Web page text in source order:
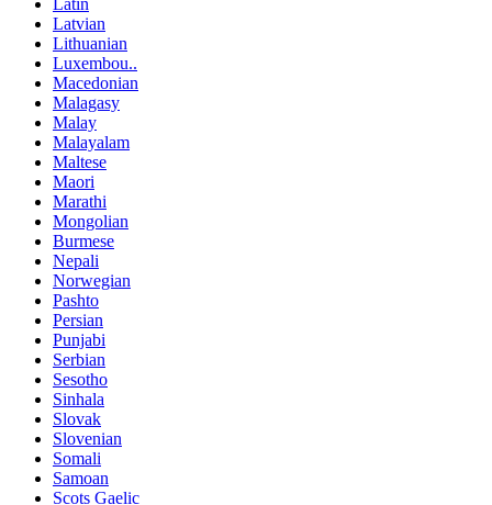
Latvian
Lithuanian
Luxembou..
Macedonian
Malagasy
Malay
Malayalam
Maltese
Maori
Marathi
Mongolian
Burmese
Nepali
Norwegian
Pashto
Persian
Punjabi
Serbian
Sesotho
Sinhala
Slovak
Slovenian
Somali
Samoan
Scots Gaelic